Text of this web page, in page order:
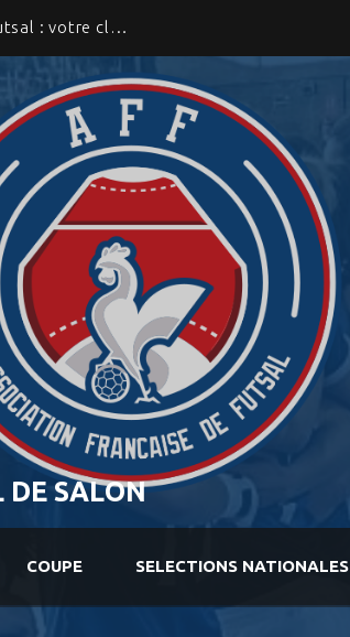
Rejoignez l’Association Française de Futsal : votre club a toute sa place
DE SALON
COUPE SELECTIONS NATIONALES